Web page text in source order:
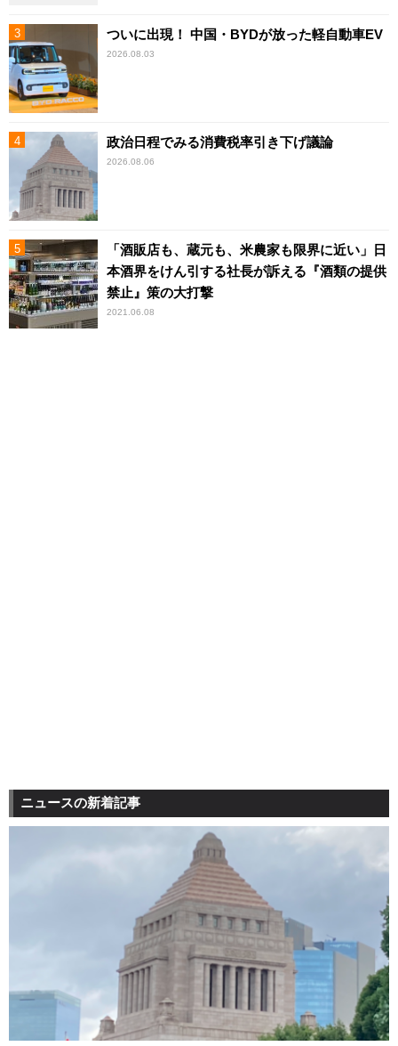
ついに出現！ 中国・BYDが放った軽自動車EV
2026.08.03
政治日程でみる消費税率引き下げ議論
2026.08.06
「酒販店も、蔵元も、米農家も限界に近い」日
本酒界をけん引する社長が訴える『酒類の提供
禁止』策の大打撃
2021.06.08
ニュースの新着記事